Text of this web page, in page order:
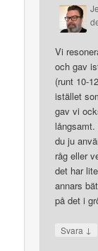
Vi
och gav
(runt 10-
istället
gav vi
du ju
råg eller
det har
annars
på det i
Svara ↓